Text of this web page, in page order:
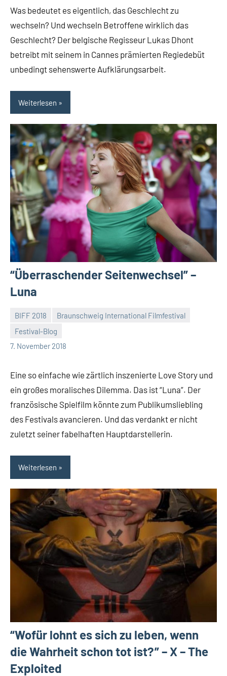
Was bedeutet es eigentlich, das Geschlecht zu
wechseln? Und wechseln Betroffene wirklich das
Geschlecht? Der belgische Regisseur Lukas Dhont
betreibt mit seinem in Cannes prämierten Regiedebüt
unbedingt sehenswerte Aufklärungsarbeit.
Weiterlesen
“Überraschender Seitenwechsel” –
Luna
BIFF 2018
Braunschweig International Filmfestival
Festival-Blog
7. November 2018
Mike
Rumpf
Keine
Kommentare
Eine so einfache wie zärtlich inszenierte Love Story und
ein großes moralisches Dilemma. Das ist “Luna”. Der
französische Spielfilm könnte zum Publikumsliebling
des Festivals avancieren. Und das verdankt er nicht
zuletzt seiner fabelhaften Hauptdarstellerin.
Weiterlesen
“Wofür lohnt es sich zu leben, wenn
die Wahrheit schon tot ist?” – X – The
Exploited